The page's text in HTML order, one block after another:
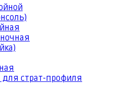
страт-профиля